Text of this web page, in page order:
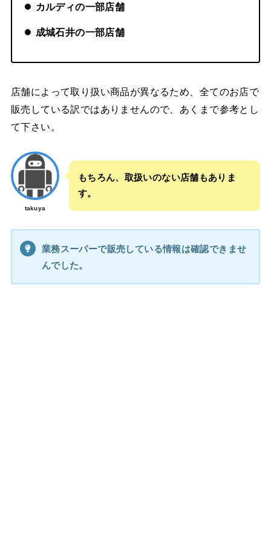
カルディの一部店舗
成城石井の一部店舗
店舗によって取り扱い商品が異なるため、全てのお店で
販売している訳ではありませんので、あくまで参考とし
て下さい。
takuya
もちろん、取扱いのない店舗もありま
す。
業務スーパーで販売している情報は確認できませ
んでした。